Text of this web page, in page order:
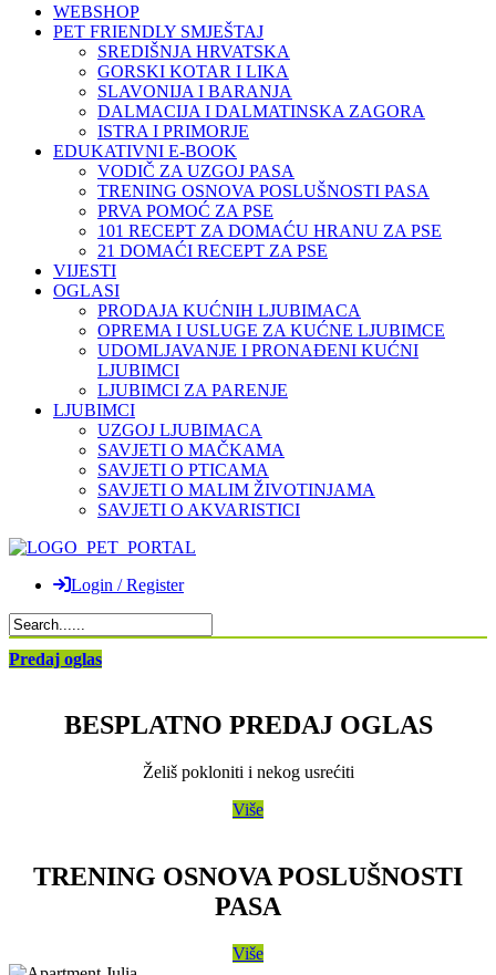
WEBSHOP
PET FRIENDLY SMJEŠTAJ
SREDIŠNJA HRVATSKA
GORSKI KOTAR I LIKA
SLAVONIJA I BARANJA
DALMACIJA I DALMATINSKA ZAGORA
ISTRA I PRIMORJE
EDUKATIVNI E-BOOK
VODIČ ZA UZGOJ PASA
TRENING OSNOVA POSLUŠNOSTI PASA
PRVA POMOĆ ZA PSE
101 RECEPT ZA DOMAĆU HRANU ZA PSE
21 DOMAĆI RECEPT ZA PSE
VIJESTI
OGLASI
PRODAJA KUĆNIH LJUBIMACA
OPREMA I USLUGE ZA KUĆNE LJUBIMCE
UDOMLJAVANJE I PRONAĐENI KUĆNI
LJUBIMCI
LJUBIMCI ZA PARENJE
LJUBIMCI
UZGOJ LJUBIMACA
SAVJETI O MAČKAMA
SAVJETI O PTICAMA
SAVJETI O MALIM ŽIVOTINJAMA
SAVJETI O AKVARISTICI
Login / Register
Predaj oglas
BESPLATNO PREDAJ OGLAS
Želiš pokloniti i nekog usrećiti
Više
TRENING OSNOVA POSLUŠNOSTI
PASA
Više